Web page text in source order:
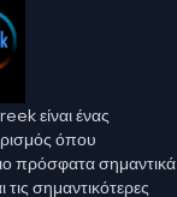
είναι ένας
όπου
πρόσφατα σημαντικά
τις σημαντικότερες